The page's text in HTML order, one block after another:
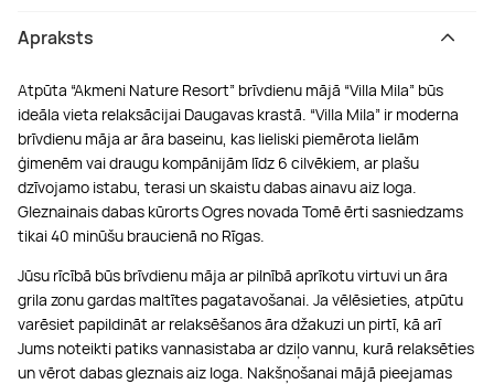
Apraksts
Atpūta “Akmeni Nature Resort” brīvdienu mājā “Villa Mila” būs
ideāla vieta relaksācijai Daugavas krastā. “Villa Mila” ir moderna
brīvdienu māja ar āra baseinu, kas lieliski piemērota lielām
ģimenēm vai draugu kompānijām līdz 6 cilvēkiem, ar plašu
dzīvojamo istabu, terasi un skaistu dabas ainavu aiz loga.
Gleznainais dabas kūrorts Ogres novada Tomē ērti sasniedzams
tikai 40 minūšu braucienā no Rīgas.
Jūsu rīcībā būs brīvdienu māja ar pilnībā aprīkotu virtuvi un āra
grila zonu gardas maltītes pagatavošanai. Ja vēlēsieties, atpūtu
varēsiet papildināt ar relaksēšanos āra džakuzi un pirtī, kā arī
Jums noteikti patiks vannasistaba ar dziļo vannu, kurā relaksēties
un vērot dabas gleznais aiz loga. Nakšņošanai mājā pieejamas